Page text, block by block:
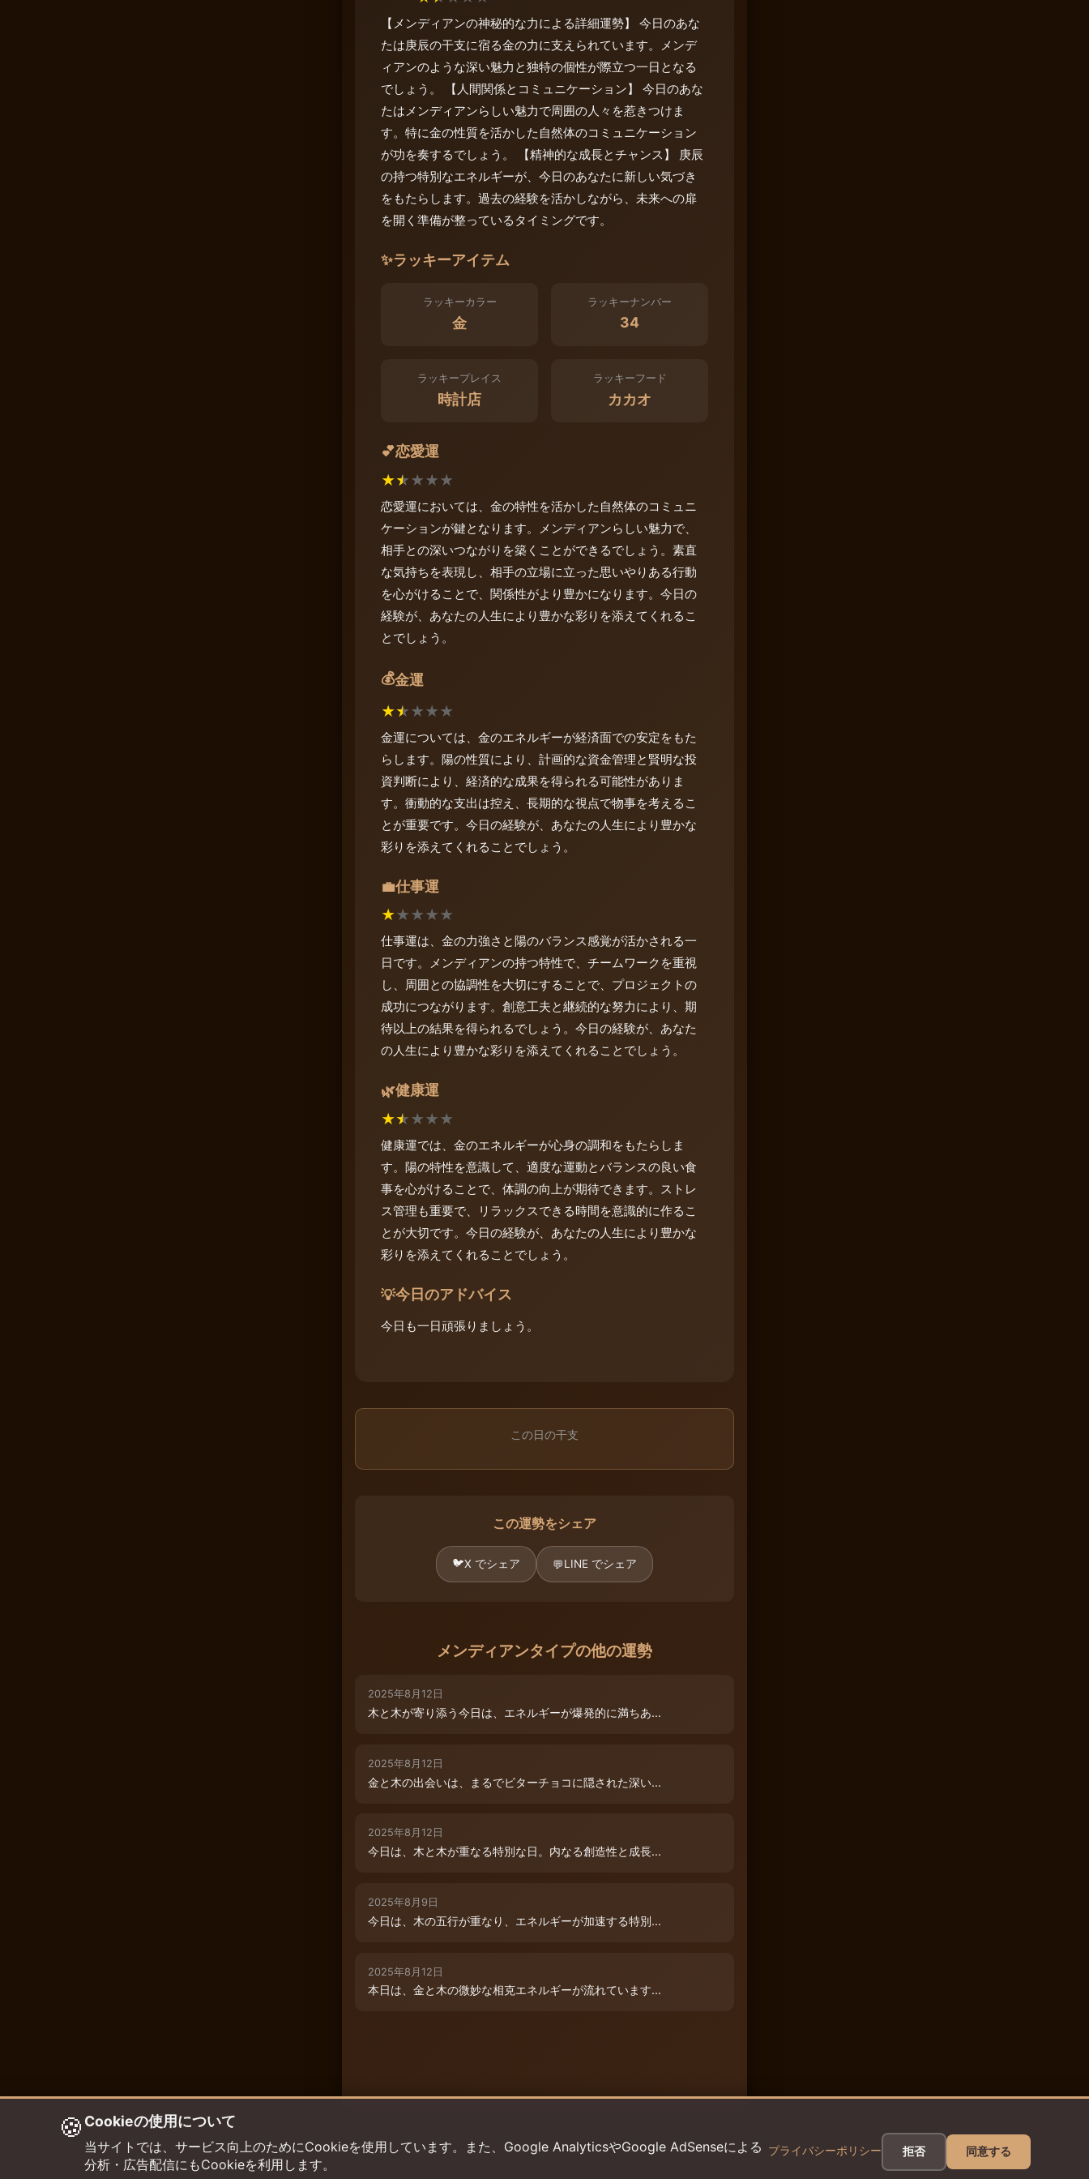
【メンディアンの神秘的な力による詳細運勢】 今日のあな
たは庚辰の干支に宿る金の力に支えられています。メンデ
ィアンのような深い魅力と独特の個性が際立つ一日となる
でしょう。 【人間関係とコミュニケーション】 今日のあな
たはメンディアンらしい魅力で周囲の人々を惹きつけま
す。特に金の性質を活かした自然体のコミュニケーション
が功を奏するでしょう。 【精神的な成長とチャンス】 庚辰
の持つ特別なエネルギーが、今日のあなたに新しい気づき
をもたらします。過去の経験を活かしながら、未来への扉
を開く準備が整っているタイミングです。
✨ラッキーアイテム
ラッキーカラー
金
ラッキーナンバー
34
ラッキープレイス
時計店
ラッキーフード
カカオ
💕恋愛運
★★★★★
恋愛運においては、金の特性を活かした自然体のコミュニ
ケーションが鍵となります。メンディアンらしい魅力で、
相手との深いつながりを築くことができるでしょう。素直
な気持ちを表現し、相手の立場に立った思いやりある行動
を心がけることで、関係性がより豊かになります。今日の
経験が、あなたの人生により豊かな彩りを添えてくれるこ
とでしょう。
💰金運
★★★★★
金運については、金のエネルギーが経済面での安定をもた
らします。陽の性質により、計画的な資金管理と賢明な投
資判断により、経済的な成果を得られる可能性がありま
す。衝動的な支出は控え、長期的な視点で物事を考えるこ
とが重要です。今日の経験が、あなたの人生により豊かな
彩りを添えてくれることでしょう。
💼仕事運
★★★★★
仕事運は、金の力強さと陽のバランス感覚が活かされる一
日です。メンディアンの持つ特性で、チームワークを重視
し、周囲との協調性を大切にすることで、プロジェクトの
成功につながります。創意工夫と継続的な努力により、期
待以上の結果を得られるでしょう。今日の経験が、あなた
の人生により豊かな彩りを添えてくれることでしょう。
🌿健康運
★★★★★
健康運では、金のエネルギーが心身の調和をもたらしま
す。陽の特性を意識して、適度な運動とバランスの良い食
事を心がけることで、体調の向上が期待できます。ストレ
ス管理も重要で、リラックスできる時間を意識的に作るこ
とが大切です。今日の経験が、あなたの人生により豊かな
彩りを添えてくれることでしょう。
💡今日のアドバイス
今日も一日頑張りましょう。
この日の干支
この運勢をシェア
🐦X でシェア 💬LINE でシェア
メンディアンタイプの他の運勢
2025年8月12日
木と木が寄り添う今日は、エネルギーが爆発的に満ちあ...
2025年8月12日
金と木の出会いは、まるでビターチョコに隠された深い...
2025年8月12日
今日は、木と木が重なる特別な日。内なる創造性と成長...
2025年8月9日
今日は、木の五行が重なり、エネルギーが加速する特別...
2025年8月12日
本日は、金と木の微妙な相克エネルギーが流れています...
🍪 Cookieの使用について
当サイトでは、サービス向上のためにCookieを使用しています。また、Google AnalyticsやGoogle AdSenseによる
分析・広告配信にもCookieを利用します。
プライバシーポリシー 拒否 同意する